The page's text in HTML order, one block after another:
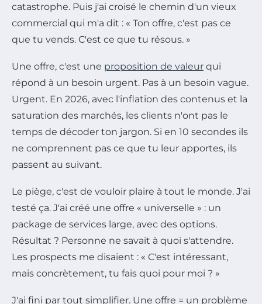
catastrophe. Puis j'ai croisé le chemin d'un vieux
commercial qui m'a dit : « Ton offre, c'est pas ce
que tu vends. C'est ce que tu résous. »
Une offre, c'est une proposition de valeur qui
répond à un besoin urgent. Pas à un besoin vague.
Urgent. En 2026, avec l'inflation des contenus et la
saturation des marchés, les clients n'ont pas le
temps de décoder ton jargon. Si en 10 secondes ils
ne comprennent pas ce que tu leur apportes, ils
passent au suivant.
Le piège, c'est de vouloir plaire à tout le monde. J'ai
testé ça. J'ai créé une offre « universelle » : un
package de services large, avec des options.
Résultat ? Personne ne savait à quoi s'attendre.
Les prospects me disaient : « C'est intéressant,
mais concrètement, tu fais quoi pour moi ? »
J'ai fini par tout simplifier. Une offre = un problème